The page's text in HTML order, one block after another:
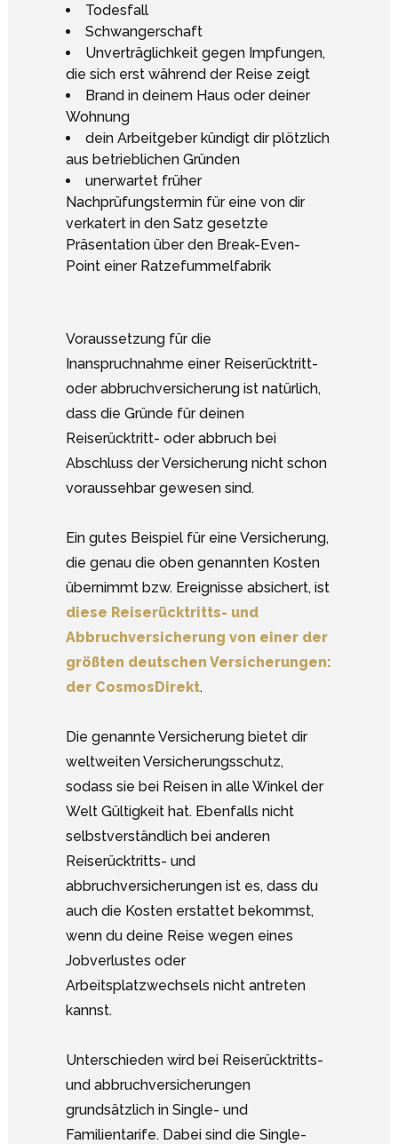
Todesfall
Schwangerschaft
Unverträglichkeit gegen Impfungen,
die sich erst während der Reise zeigt
Brand in deinem Haus oder deiner
Wohnung
dein Arbeitgeber kündigt dir plötzlich
aus betrieblichen Gründen
unerwartet früher
Nachprüfungstermin für eine von dir
verkatert in den Satz gesetzte
Präsentation über den Break-Even-
Point einer Ratzefummelfabrik
Voraussetzung für die
Inanspruchnahme einer Reiserücktritt-
oder abbruchversicherung ist natürlich,
dass die Gründe für deinen
Reiserücktritt- oder abbruch bei
Abschluss der Versicherung nicht schon
voraussehbar gewesen sind.
Ein gutes Beispiel für eine Versicherung,
die genau die oben genannten Kosten
übernimmt bzw. Ereignisse absichert, ist
diese Reiserücktritts- und
Abbruchversicherung von einer der
größten deutschen Versicherungen:
der CosmosDirekt.
Die genannte Versicherung bietet dir
weltweiten Versicherungsschutz,
sodass sie bei Reisen in alle Winkel der
Welt Gültigkeit hat. Ebenfalls nicht
selbstverständlich bei anderen
Reiserücktritts- und
abbruchversicherungen ist es, dass du
auch die Kosten erstattet bekommst,
wenn du deine Reise wegen eines
Jobverlustes oder
Arbeitsplatzwechsels nicht antreten
kannst.
Unterschieden wird bei Reiserücktritts-
und abbruchversicherungen
grundsätzlich in Single- und
Familientarife. Dabei sind die Single-